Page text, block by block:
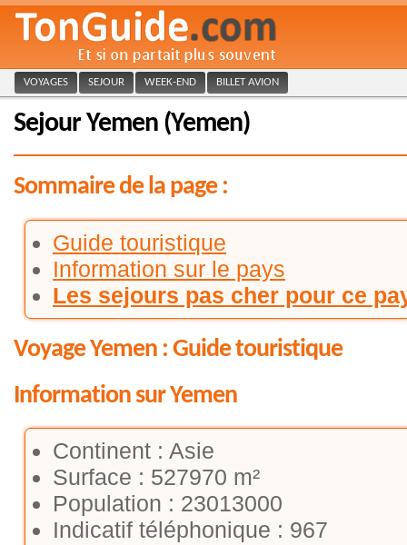
VOYAGES SEJOUR WEEK-END BILLET AVION
Sejour Yemen (Yemen)
Sommaire de la page :
Guide touristique
Information sur le pays
Les sejours pas cher pour ce
Voyage Yemen : Guide touristique
Information sur Yemen
Continent : Asie
Surface : 527970 m²
Population : 23013000
Indicatif téléphonique : 967